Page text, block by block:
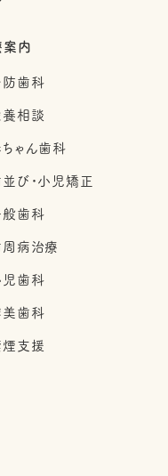
案内
歯科
相談
ゃん歯科
び・小児矯正
歯科
病治療
歯科
歯科
支援